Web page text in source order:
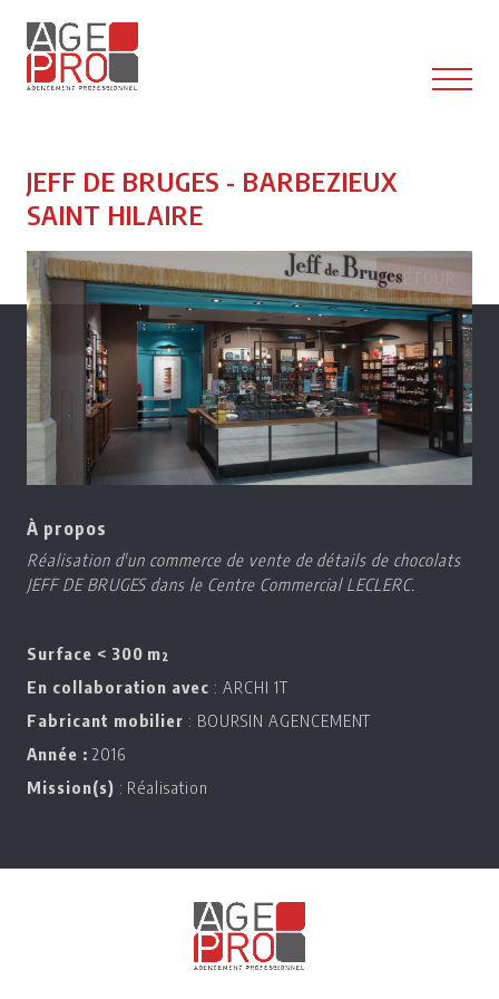
JEFF DE BRUGES - BARBEZIEUX
SAINT HILAIRE
RETOUR
À propos
Réalisation d'un commerce de vente de détails de chocolats
JEFF DE BRUGES dans le Centre Commercial LECLERC.
Surface < 300 m²
En collaboration avec : ARCHI 1T
Fabricant mobilier : BOURSIN AGENCEMENT
Année : 2016
Mission(s) : Réalisation